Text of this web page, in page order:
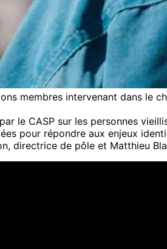
membres intervenant dans le
le CASP sur les personnes
pour répondre aux enjeux
directrice de pôle et Matthieu